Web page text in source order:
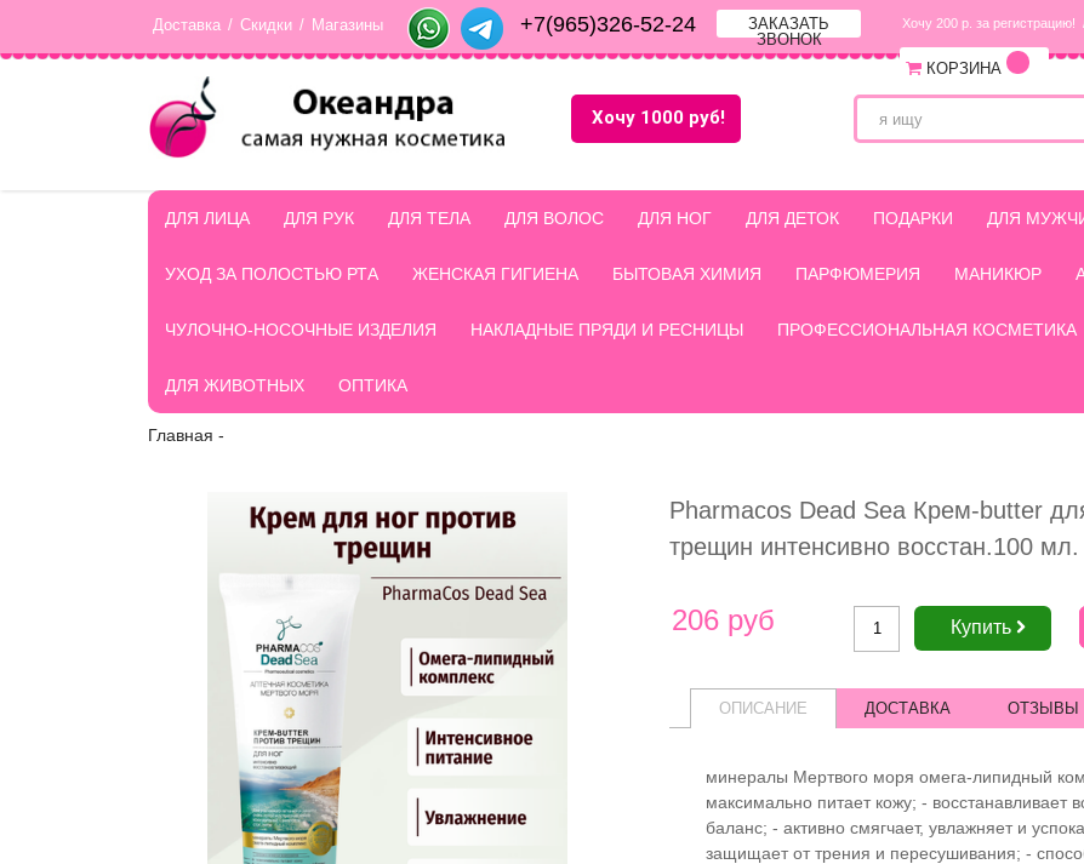
Доставка / Скидки / Магазины +7(965)326-52-24
ЗАКАЗАТЬ
ЗВОНОК
Хочу 200 р. за регистрацию!
КОРЗИНА
Хочу 1000 руб!
ДЛЯ ЛИЦА ДЛЯ РУК ДЛЯ ТЕЛА ДЛЯ ВОЛОС ДЛЯ НОГ ДЛЯ ДЕТОК ПОДАРКИ ДЛЯ
УХОД ЗА ПОЛОСТЬЮ РТА ЖЕНСКАЯ ГИГИЕНА БЫТОВАЯ ХИМИЯ ПАРФЮМЕРИЯ МАНИКЮР
ЧУЛОЧНО-НОСОЧНЫЕ ИЗДЕЛИЯ НАКЛАДНЫЕ ПРЯДИ И РЕСНИЦЫ ПРОФЕССИОНАЛЬНАЯ КОСМЕТИКА
ДЛЯ ЖИВОТНЫХ ОПТИКА
Главная -
Pharmacos Dead Sea Крем-butter
трещин интенсивно восстан.100 мл.
206 руб Купить
ОПИСАНИЕ ДОСТАВКА ОТЗЫВЫ
минералы Мертвого моря омега-липидный
максимально питает кожу; - восстанавливает
баланс; - активно смягчает, увлажняет и
защищает от трения и пересушивания; -